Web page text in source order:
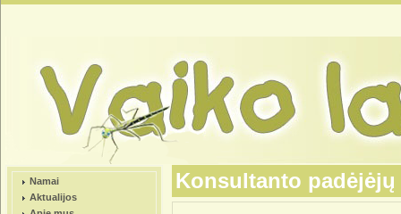
Namai
Aktualijos
Konsultanto padėjėjų